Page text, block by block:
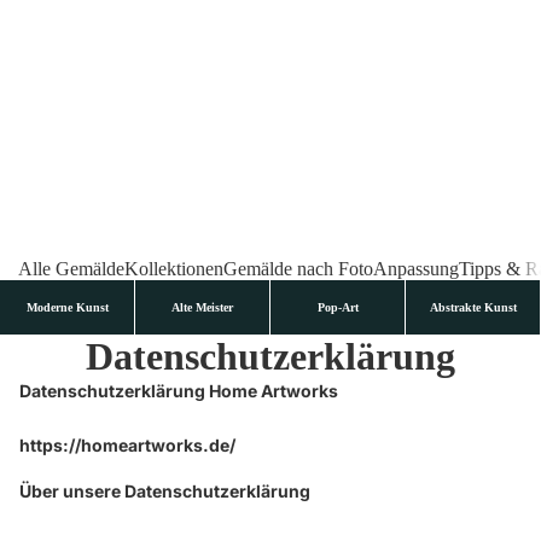
Alle GemäldeKollektionenGemälde nach FotoAnpassungTipps &
Moderne Kunst Alte Meister Pop-Art Abstrakte Kunst
Datenschutzerklärung
Datenschutzerklärung Home Artworks
https://homeartworks.de/
Über unsere Datenschutzerklärung